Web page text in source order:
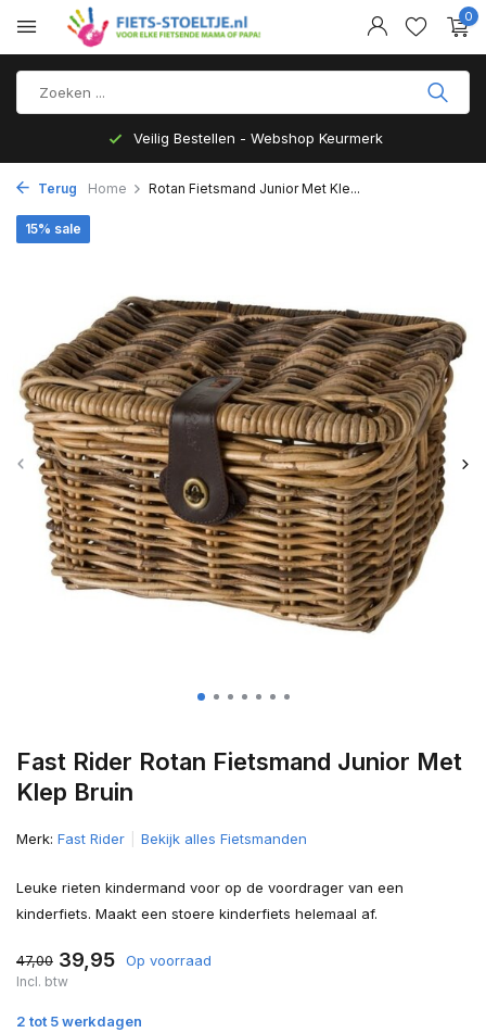
0
Veilig Bestellen - Webshop Keurmerk
Terug Home Rotan Fietsmand Junior Met Kle...
Fast Rider Rotan Fietsmand Junior Met
Klep Bruin
15% sale
Merk: Fast Rider Bekijk alles Fietsmanden
Leuke rieten kindermand voor op de voordrager van een
kinderfiets. Maakt een stoere kinderfiets helemaal af.
47,00 39,95 Op voorraad
Incl. btw
2 tot 5 werkdagen